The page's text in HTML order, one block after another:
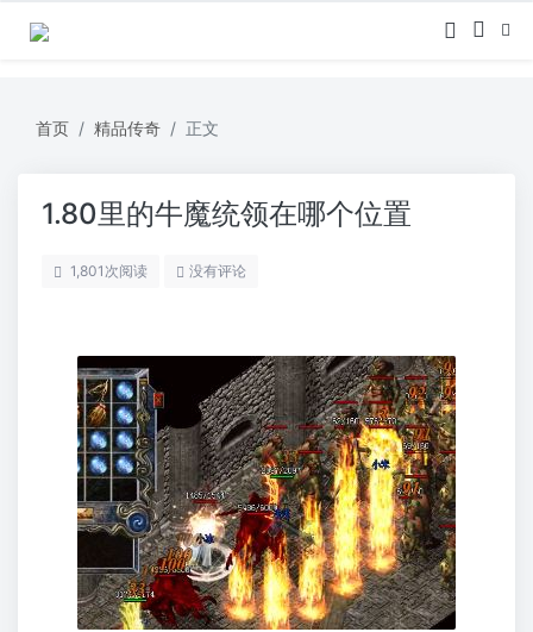
首页 精品传奇 正文
1.80里的牛魔统领在哪个位置
1,801 次阅读 没有评论